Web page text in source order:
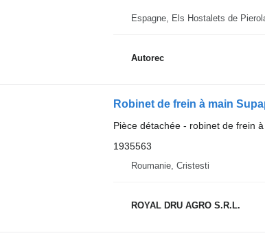
Espagne, Els Hostalets de
Autorec
Pièce détachée - robinet de frein
1935563
Roumanie, Cristesti
ROYAL DRU AGRO S.R.L.